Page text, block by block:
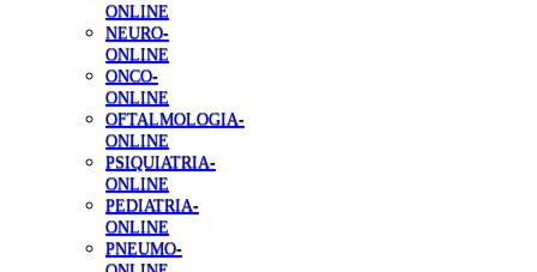
ONLINE
NEURO-
ONLINE
ONCO-
ONLINE
OFTALMOLOGIA-
ONLINE
PSIQUIATRIA-
ONLINE
PEDIATRIA-
ONLINE
PNEUMO-